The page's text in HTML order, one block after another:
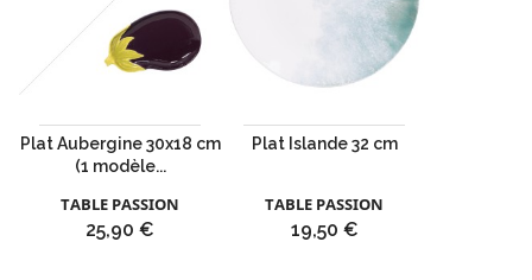
Plat Aubergine 30x18 cm
(1 modèle...
TABLE PASSION
Prix
25,90 €
Plat Islande 32 cm
TABLE PASSION
Prix
19,50 €